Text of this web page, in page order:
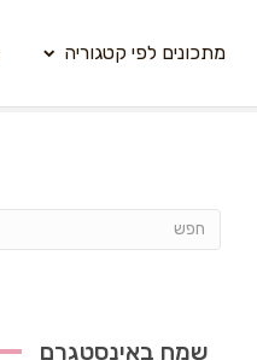
מתכונים לפי קטגוריה
שמח באינסטגרם